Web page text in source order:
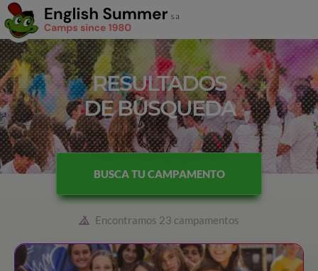
RESULTADOS
DE BÚSQUEDA
BUSCA TU CAMPAMENTO
Encontramos 23 campamentos